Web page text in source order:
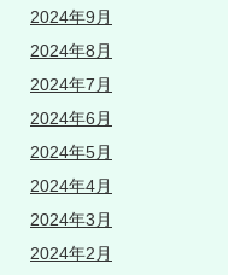
2024年9月
2024年8月
2024年7月
2024年6月
2024年5月
2024年4月
2024年3月
2024年2月